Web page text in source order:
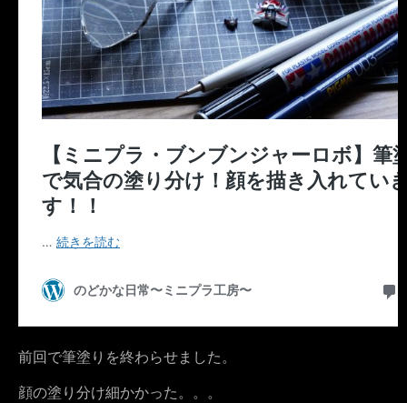
前回で筆塗りを終わらせました。
顔の塗り分け細かかった。。。